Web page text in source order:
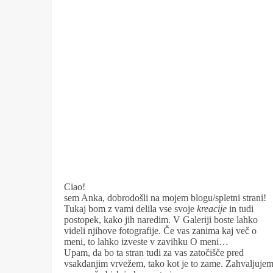
Ciao!
sem Anka, dobrodošli na mojem blogu/spletni strani!
Tukaj bom z vami delila vse svoje kreacije in tudi
postopek, kako jih naredim. V Galeriji boste lahko
videli njihove fotografije. Če vas zanima kaj več o
meni, to lahko izveste v zavihku O meni…
Upam, da bo ta stran tudi za vas zatočišče pred
vsakdanjim vrvežem, tako kot je to zame. Zahvaljujem